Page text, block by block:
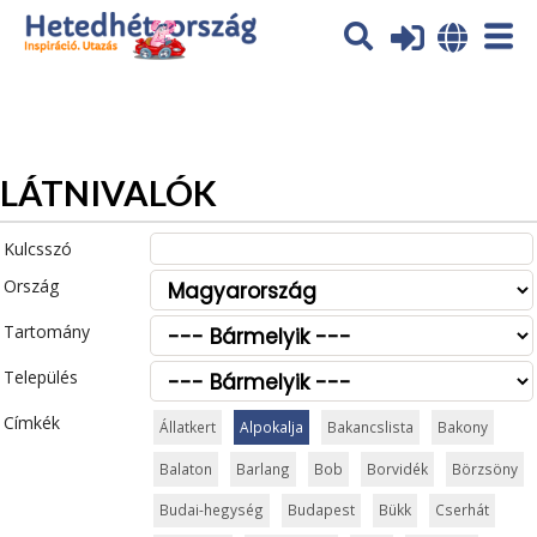
Az oldal sütiket (cookies) használ. További tájékoztatás itt:
Adatvédelmi tájékoztató
LÁTNIVALÓK
Kulcsszó
Ország
Tartomány
Település
Címkék
Állatkert Alpokalja Bakancslista Bakony
Balaton Barlang Bob Borvidék Börzsöny
Budai-hegység Budapest Bükk Cserhát